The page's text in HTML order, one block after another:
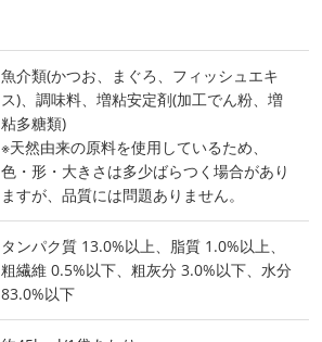
魚介類(かつお、まぐろ、フィッシュエキ
ス)、調味料、増粘安定剤(加工でん粉、増
粘多糖類)
※天然由来の原料を使用しているため、
色・形・大きさは多少ばらつく場合があり
ますが、品質には問題ありません。
タンパク質 13.0%以上、脂質 1.0%以上、
粗繊維 0.5%以下、粗灰分 3.0%以下、水分
83.0%以下